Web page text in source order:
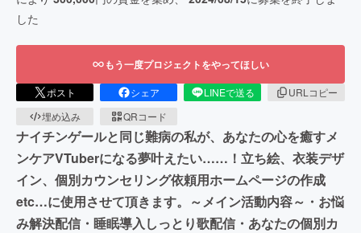
した
もう一度プロジェクトをやってほしい
ポスト シェア LINEで送る
URLコピー
埋め込み
QRコード
ナイチンゲールと同じ難病の私が、あなたの心を癒すメ
ンケアVTuberになる夢叶えたい……！立ち絵、衣装デザ
イン、個別カウンセリング依頼用ホームページの作成
etc…に使用させて頂きます。～メイン活動内容～・お悩
み解決配信・睡眠導入しっとり歌配信・あなたの個別カ